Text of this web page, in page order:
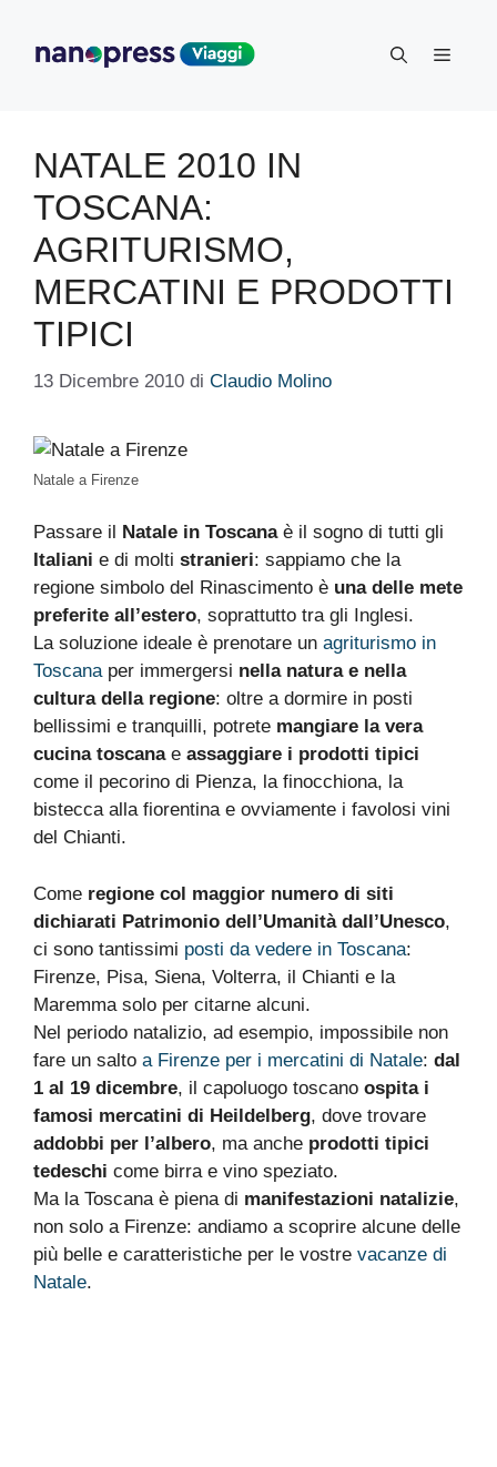
contenuto
Menu
NATALE 2010 IN
TOSCANA:
AGRITURISMO,
MERCATINI E PRODOTTI
TIPICI
13 Dicembre 2010 di Claudio Molino
Natale a Firenze
Passare il Natale in Toscanaè il sogno di tutti gli
Italiani e di molti stranieri: sappiamo che la
regione simbolo del Rinascimento è una delle mete
preferite all’estero, soprattutto tra gli Inglesi.
La soluzione ideale è prenotare un agriturismo in
Toscanaper immergersi nella natura e nella
cultura della regione: oltre a dormire in posti
bellissimi e tranquilli, potrete mangiare la vera
cucina toscanae assaggiare i prodotti tipici
come il pecorino di Pienza, la finocchiona, la
bistecca alla fiorentina e ovviamente i favolosi vini
del Chianti.
Come regione col maggior numero di siti
dichiarati Patrimonio dell’Umanità dall’Unesco,
ci sono tantissimi posti da vedere in Toscana:
Firenze, Pisa, Siena, Volterra, il Chianti e la
Maremma solo per citarne alcuni.
Nel periodo natalizio, ad esempio, impossibile non
fare un salto a Firenze per i mercatini di Natale: dal
1 al 19 dicembre, il capoluogo toscano ospita i
famosi mercatini di Heildelberg, dove trovare
addobbi per l’albero, ma anche prodotti tipici
tedeschi come birra e vino speziato.
Ma la Toscana è piena di manifestazioni natalizie,
non solo a Firenze: andiamo a scoprire alcune delle
più belle e caratteristiche per le vostre vacanze di
Natale.